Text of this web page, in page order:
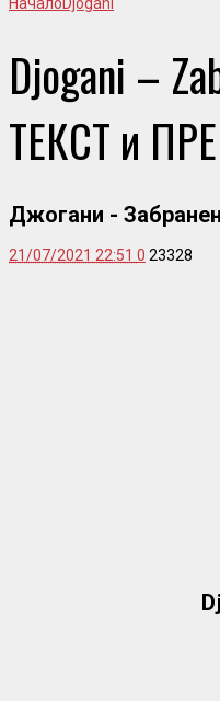
Djogani –
ТЕКСТ и
Джогани -
21/07/2021 22:51 0 23328